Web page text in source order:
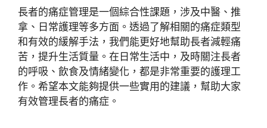
長者的痛症管理是一個綜合性課題，涉及中醫、推
拿、日常護理等多方面。透過了解相關的痛症類型
和有效的緩解手法，我們能更好地幫助長者減輕痛
苦，提升生活質量。在日常生活中，及時關注長者
的呼吸、飲食及情緒變化，都是非常重要的護理工
作。希望本文能夠提供一些實用的建議，幫助大家
有效管理長者的痛症。